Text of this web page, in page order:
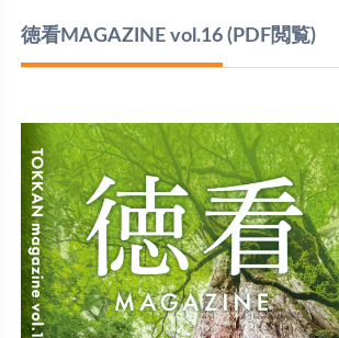
徳看MAGAZINE vol.16(PDF閲覧)